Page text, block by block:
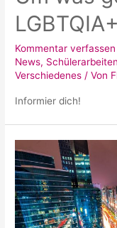
Kommentar verfassen
News, Schülerarbeiten
Verschiedenes / Von
Informier dich!